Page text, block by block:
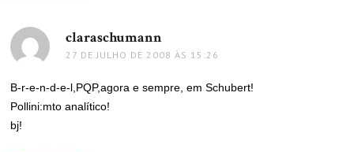
claraschumann
27 DE JULHO DE 2008 ÀS 15:26
B-r-e-n-d-e-l,PQP,agora e sempre, em Schubert!
Pollini:mto analítico!
bj!